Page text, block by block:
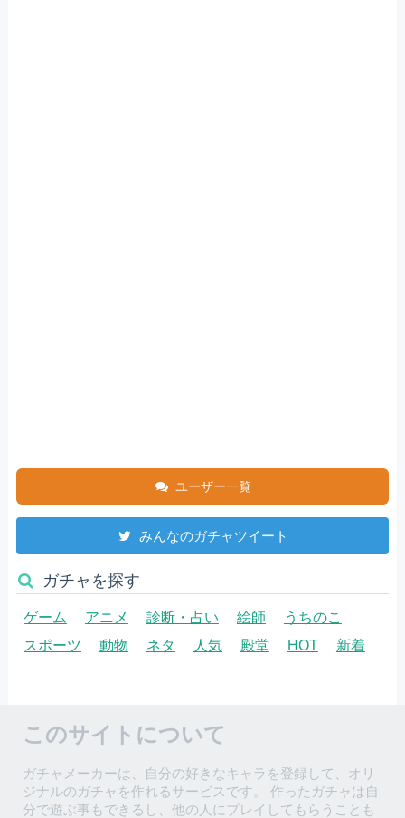
ユーザー一覧
みんなのガチャツイート
ガチャを探す
ゲーム アニメ 診断・占い 絵師
うちのこ
スポーツ
動物 ネタ 人気 殿堂 HOT 新着
このサイトについて
ガチャメーカーは、自分の好きなキャラを登録して、オリ
ジナルのガチャを作れるサービスです。 作ったガチャは自
分で遊ぶ事もできるし、他の人にプレイしてもらうことも